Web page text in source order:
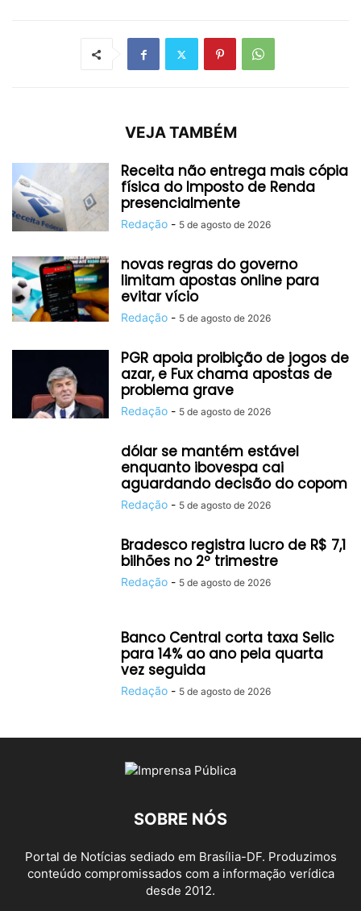
VEJA TAMBÉM
Receita não entrega mais cópia
física do Imposto de Renda
presencialmente
Redação - 5 de agosto de 2026
novas regras do governo
limitam apostas online para
evitar vício
Redação - 5 de agosto de 2026
PGR apoia proibição de jogos de
azar, e Fux chama apostas de
problema grave
Redação - 5 de agosto de 2026
dólar se mantém estável
enquanto ibovespa cai
aguardando decisão do copom
Redação - 5 de agosto de 2026
Bradesco registra lucro de R$ 7,1
bilhões no 2º trimestre
Redação - 5 de agosto de 2026
Banco Central corta taxa Selic
para 14% ao ano pela quarta
vez seguida
Redação - 5 de agosto de 2026
SOBRE NÓS
Portal de Notícias sediado em Brasília-DF. Produzimos
conteúdo compromissados com a informação verídica
desde 2012.